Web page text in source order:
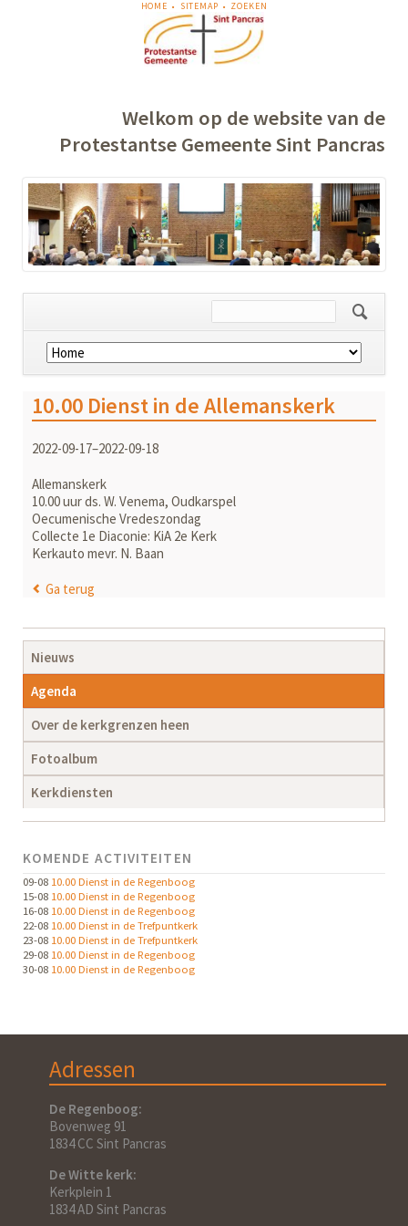
NAVIGATIE
OVERSLAAN
HOME SITEMAP ZOEKEN
Welkom op de website van de
Protestantse Gemeente Sint Pancras
Navigatie
overslaan
10.00 Dienst in de Allemanskerk
2022-09-17–2022-09-18
Allemanskerk
10.00 uur ds. W. Venema, Oudkarspel
Oecumenische Vredeszondag
Collecte 1e Diaconie: KiA 2e Kerk
Kerkauto mevr. N. Baan
Ga terug
Navigatie
overslaan
Nieuws
Agenda
Over de kerkgrenzen heen
Fotoalbum
Kerkdiensten
KOMENDE ACTIVITEITEN
09-08 10.00 Dienst in de Regenboog
15-08 10.00 Dienst in de Regenboog
16-08 10.00 Dienst in de Regenboog
22-08 10.00 Dienst in de Trefpuntkerk
23-08 10.00 Dienst in de Trefpuntkerk
29-08 10.00 Dienst in de Regenboog
30-08 10.00 Dienst in de Regenboog
Adressen
De Regenboog:
Bovenweg 91
1834 CC Sint Pancras
De Witte kerk:
Kerkplein 1
1834 AD Sint Pancras